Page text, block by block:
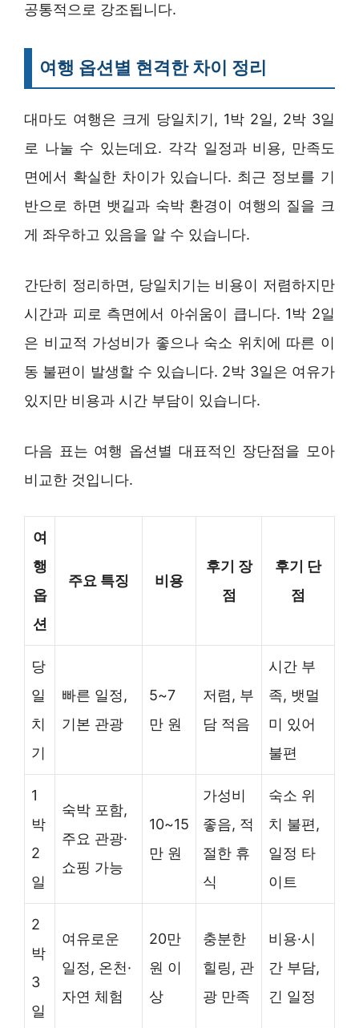
공통적으로 강조됩니다.
여행 옵션별 현격한 차이 정리
대마도 여행은 크게 당일치기, 1박 2일, 2박 3일
로 나눌 수 있는데요. 각각 일정과 비용, 만족도
면에서 확실한 차이가 있습니다. 최근 정보를 기
반으로 하면 뱃길과 숙박 환경이 여행의 질을 크
게 좌우하고 있음을 알 수 있습니다.
간단히 정리하면, 당일치기는 비용이 저렴하지만
시간과 피로 측면에서 아쉬움이 큽니다. 1박 2일
은 비교적 가성비가 좋으나 숙소 위치에 따른 이
동 불편이 발생할 수 있습니다. 2박 3일은 여유가
있지만 비용과 시간 부담이 있습니다.
다음 표는 여행 옵션별 대표적인 장단점을 모아
비교한 것입니다.
여
행
옵
션
주요 특징 비용
후기 장
점
후기 단
점
당
일
치
기
빠른 일정,
기본 관광
5~7
만 원
저렴, 부
담 적음
시간 부
족, 뱃멀
미 있어
불편
1
박
2
일
숙박 포함,
주요 관광·
쇼핑 가능
10~15
만 원
가성비
좋음, 적
절한 휴
식
숙소 위
치 불편,
일정 타
이트
2
박
3
일
여유로운
일정, 온천·
자연 체험
20만
원 이
상
충분한
힐링, 관
광 만족
비용·시
간 부담,
긴 일정